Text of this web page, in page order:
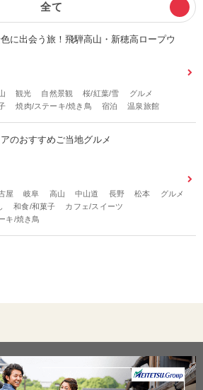
全て
に出会う旅！飛騨高山・新穂高ロープウ
観光 自然景観 桜/紅葉/雪
グルメ
焼肉/ステーキ/焼き鳥 宿泊 温泉旅館
のおすすめご当地グルメ
屋 岐阜 高山 中山道 長野 松本
グルメ
和食/和菓子
カフェ/スイーツ
キ/焼き鳥